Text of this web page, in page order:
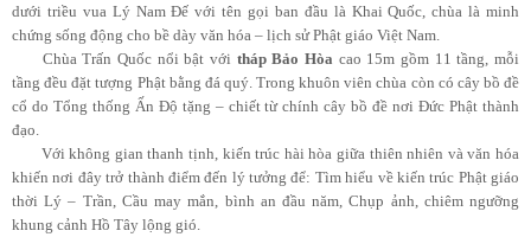
dưới triều vua Lý Nam Đế với tên gọi ban đầu là Khai Quốc, chùa là minh
chứng sống động cho bề dày văn hóa – lịch sử Phật giáo Việt Nam.
Chùa Trấn Quốc nổi bật với tháp Bảo Hòa cao 15m gồm 11 tầng, mỗi
tầng đều đặt tượng Phật bằng đá quý. Trong khuôn viên chùa còn có cây bồ đề
cổ do Tổng thống Ấn Độ tặng – chiết từ chính cây bồ đề nơi Đức Phật thành
đạo.
Với không gian thanh tịnh, kiến trúc hài hòa giữa thiên nhiên và văn hóa
khiến nơi đây trở thành điểm đến lý tưởng để: Tìm hiểu về kiến trúc Phật giáo
thời Lý – Trần, Cầu may mắn, bình an đầu năm, Chụp ảnh, chiêm ngưỡng
khung cảnh Hồ Tây lộng gió.